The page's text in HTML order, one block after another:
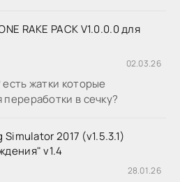
RAKE PACK V1.0.0.0 для
02.03.26
жатки которые
в сечку?
2017 (v1.5.3.1)
v1.4
28.01.26